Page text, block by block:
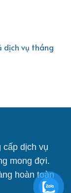
vụ tháng
cấp dịch vụ
mong đợi.
hoàn toàn